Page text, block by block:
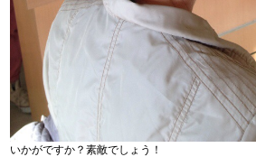
いかがですか？素敵でしょう！